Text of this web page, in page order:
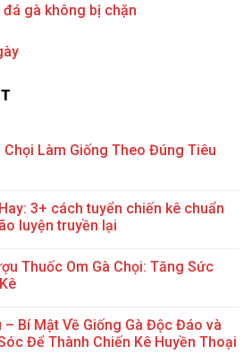
gà không bị chặn
Chọi Làm Giống Theo Đúng Tiêu
3+ cách tuyển chiến kê chuẩn
luyện truyền lại
Thuốc Om Gà Chọi: Tăng Sức
– Bí Mật Về Giống Gà Độc Đáo và
Để Thành Chiến Kê Huyền Thoại